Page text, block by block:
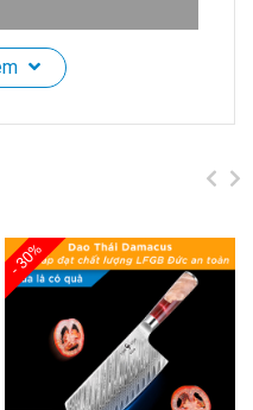
Chất Lượng LFGB
Hạt Cao Cấp
– công
nhanh chóng và hiệu
thiết kế rãnh kẹp
với nhiều loại hạt
macca.Tay cầm
- 30%